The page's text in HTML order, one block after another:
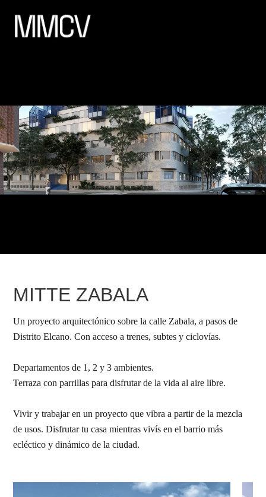
MITTE ZABALA
Un proyecto arquitectónico sobre la calle Zabala, a pasos de
Distrito Elcano. Con acceso a trenes, subtes y ciclovías.
Departamentos de 1, 2 y 3 ambientes.
Terraza con parrillas para disfrutar de la vida al aire libre.
Vivir y trabajar en un proyecto que vibra a partir de la mezcla
de usos. Disfrutar tu casa mientras vivís en el barrio más
ecléctico y dinámico de la ciudad.